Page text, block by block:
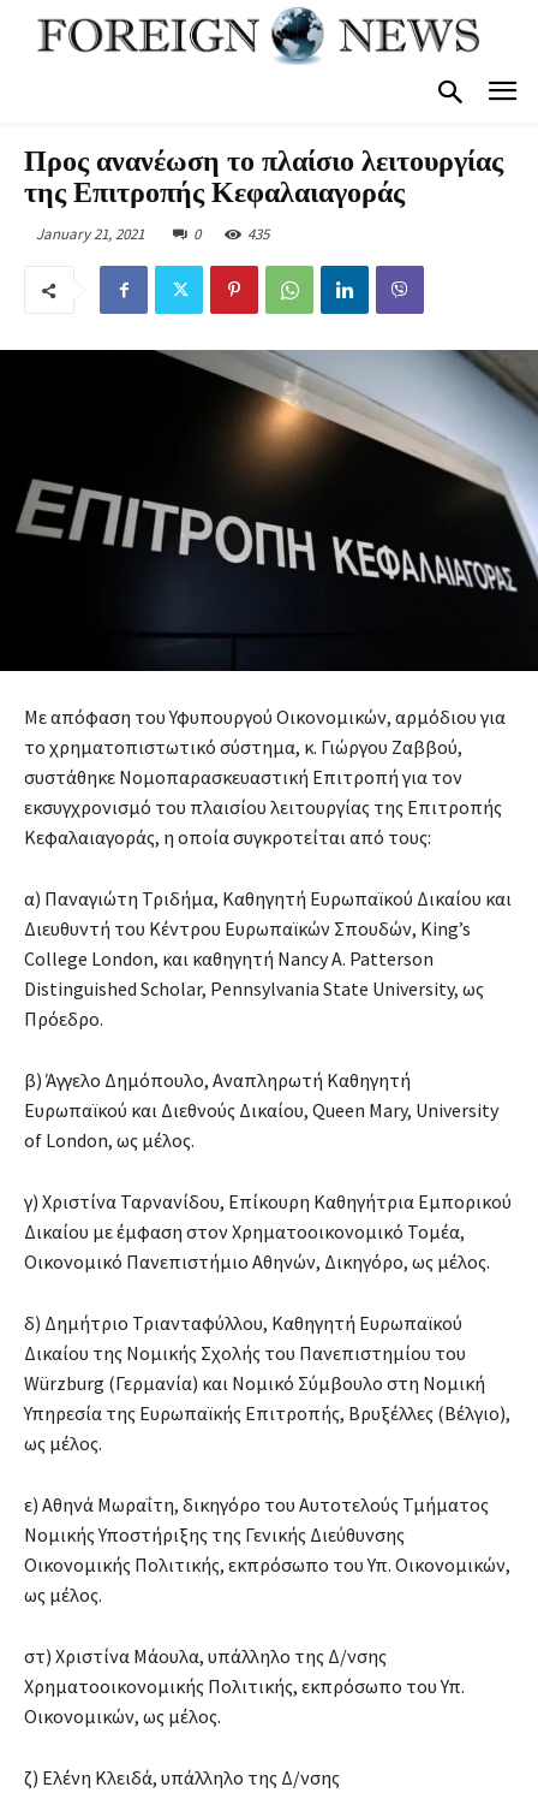
Προς ανανέωση το πλαίσιο λειτουργίας
της Επιτροπής Κεφαλαιαγοράς
January 21, 2021 0 435
Με απόφαση του Υφυπουργού Οικονομικών, αρμόδιου για
το χρηματοπιστωτικό σύστημα, κ. Γιώργου Ζαββού,
συστάθηκε Νομοπαρασκευαστική Επιτροπή για τον
εκσυγχρονισμό του πλαισίου λειτουργίας της Επιτροπής
Κεφαλαιαγοράς, η οποία συγκροτείται από τους:
α) Παναγιώτη Τριδήμα, Καθηγητή Ευρωπαϊκού Δικαίου και
Διευθυντή του Κέντρου Ευρωπαϊκών Σπουδών, King’s
College London, και καθηγητή Nancy A. Patterson
Distinguished Scholar, Pennsylvania State University, ως
Πρόεδρο.
β) Άγγελο Δημόπουλο, Αναπληρωτή Καθηγητή
Ευρωπαϊκού και Διεθνούς Δικαίου, Queen Mary, University
of London, ως μέλος.
γ) Χριστίνα Ταρνανίδου, Επίκουρη Καθηγήτρια Εμπορικού
Δικαίου με έμφαση στον Χρηματοοικονομικό Τομέα,
Οικονομικό Πανεπιστήμιο Αθηνών, Δικηγόρο, ως μέλος.
δ) Δημήτριο Τριανταφύλλου, Καθηγητή Ευρωπαϊκού
Δικαίου της Νομικής Σχολής του Πανεπιστημίου του
Würzburg (Γερμανία) και Νομικό Σύμβουλο στη Νομική
Υπηρεσία της Ευρωπαϊκής Επιτροπής, Βρυξέλλες (Βέλγιο),
ως μέλος.
ε) Αθηνά Μωραΐτη, δικηγόρο του Αυτοτελούς Τμήματος
Νομικής Υποστήριξης της Γενικής Διεύθυνσης
Οικονομικής Πολιτικής, εκπρόσωπο του Υπ. Οικονομικών,
ως μέλος.
στ) Χριστίνα Μάουλα, υπάλληλο της Δ/νσης
Χρηματοοικονομικής Πολιτικής, εκπρόσωπο του Υπ.
Οικονομικών, ως μέλος.
ζ) Ελένη Κλειδά, υπάλληλο της Δ/νσης